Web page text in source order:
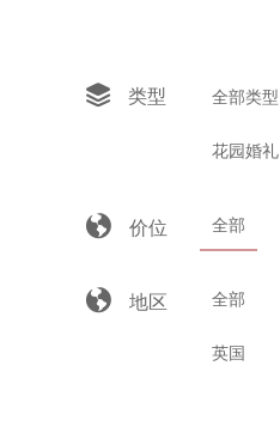
 类型 全部类型
花园婚礼
 价位 全部
 地区 全部
英国